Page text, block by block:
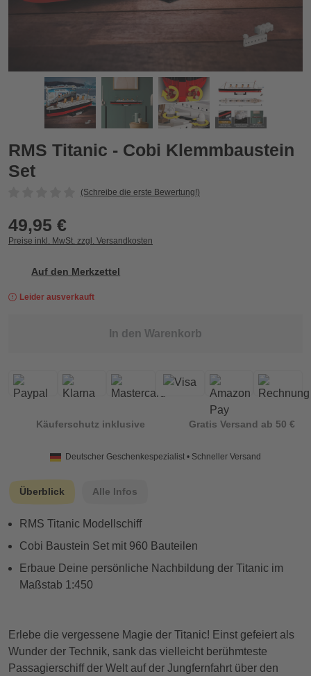
RMS Titanic - Cobi Klemmbaustein Set
Zurück
RMS Titanic - Cobi Klemmbaustein
Set
(Schreibe die erste Bewertung!)
49,95 €
Preise inkl. MwSt. zzgl. Versandkosten
Auf den Merkzettel
Leider ausverkauft
In den Warenkorb
Käuferschutz inklusive Gratis Versand ab 50 €
Deutscher Geschenkespezialist • Schneller Versand
Überblick Alle Infos
RMS Titanic Modellschiff
Cobi Baustein Set mit 960 Bauteilen
Erbaue Deine persönliche Nachbildung der Titanic im
Maßstab 1:450
Erlebe die vergessene Magie der Titanic! Einst gefeiert als
Wunder der Technik, sank das vielleicht berühmteste
Passagierschiff der Welt auf der Jungfernfahrt über den